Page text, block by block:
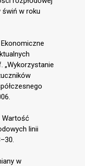
świń w roku
Ekonomiczne
„Wykorzystanie
Wartość
linii
w